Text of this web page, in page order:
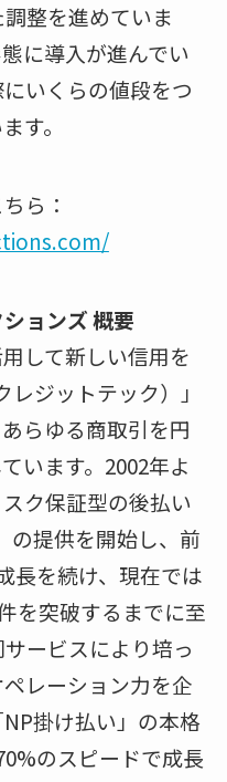
整を進めていま
に導入が進んでい
いくらの値段をつ
す。
ら：
ョンズ 概要
して新しい信用を
ジットテック）」
らゆる商取引を円
います。2002年よ
ク保証型の後払い
の提供を開始し、前
長を続け、現在では
を突破するまでに至
ービスにより培っ
レーション力を企
掛け払い」の本格
のスピードで成長